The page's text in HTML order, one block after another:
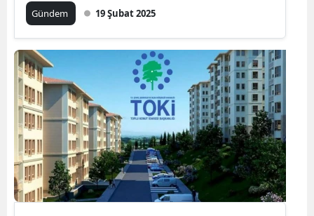
Gündem 19 Şubat 2025